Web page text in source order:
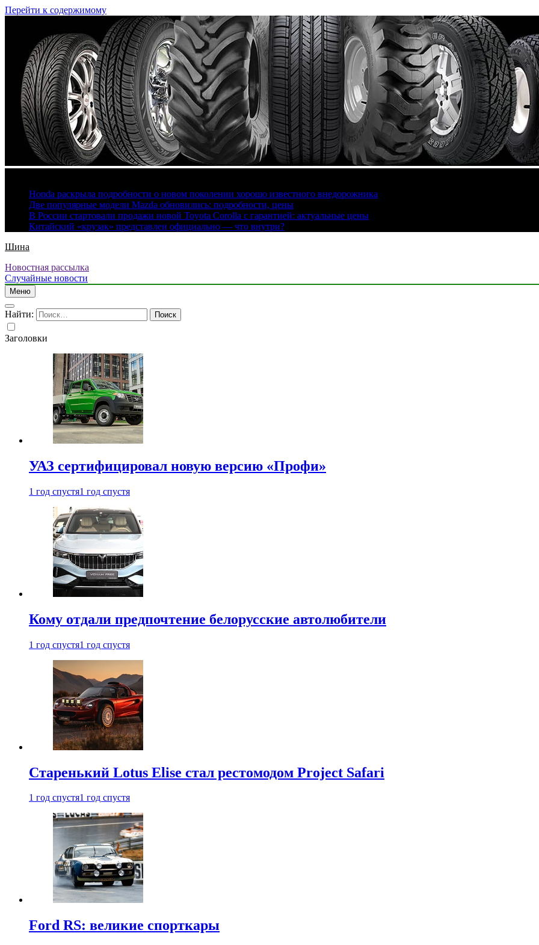
Перейти к содержимому
Honda раскрыла подробности о новом поколении хорошо известного внедорожника
Две популярные модели Mazda обновились: подробности, цены
В России стартовали продажи новой Toyota Corolla с гарантией: актуальные цены
Китайский «крузак» представлен официально — что внутри?
Шина
Новостная рассылка
Случайные новости
Меню
Найти:
Заголовки
УАЗ сертифицировал новую версию «Профи»
1 год спустя1 год спустя
Кому отдали предпочтение белорусские автолюбители
1 год спустя1 год спустя
Старенький Lotus Elise стал рестомодом Project Safari
1 год спустя1 год спустя
Ford RS: великие спорткары